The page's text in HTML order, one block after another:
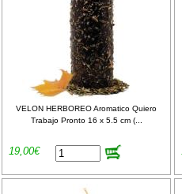
VELON HERBOREO Aromatico Quiero
Trabajo Pronto 16 x 5.5 cm (...
19,00€